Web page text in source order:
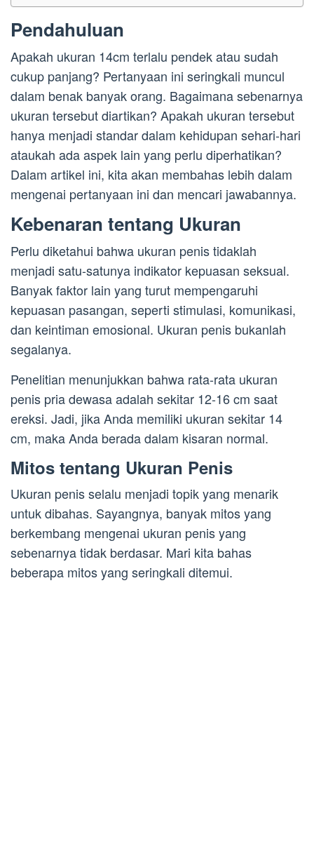
Pendahuluan
Apakah ukuran 14cm terlalu pendek atau sudah
cukup panjang? Pertanyaan ini seringkali muncul
dalam benak banyak orang. Bagaimana sebenarnya
ukuran tersebut diartikan? Apakah ukuran tersebut
hanya menjadi standar dalam kehidupan sehari-hari
ataukah ada aspek lain yang perlu diperhatikan?
Dalam artikel ini, kita akan membahas lebih dalam
mengenai pertanyaan ini dan mencari jawabannya.
Kebenaran tentang Ukuran
Perlu diketahui bahwa ukuran penis tidaklah
menjadi satu-satunya indikator kepuasan seksual.
Banyak faktor lain yang turut mempengaruhi
kepuasan pasangan, seperti stimulasi, komunikasi,
dan keintiman emosional. Ukuran penis bukanlah
segalanya.
Penelitian menunjukkan bahwa rata-rata ukuran
penis pria dewasa adalah sekitar 12-16 cm saat
ereksi. Jadi, jika Anda memiliki ukuran sekitar 14
cm, maka Anda berada dalam kisaran normal.
Mitos tentang Ukuran Penis
Ukuran penis selalu menjadi topik yang menarik
untuk dibahas. Sayangnya, banyak mitos yang
berkembang mengenai ukuran penis yang
sebenarnya tidak berdasar. Mari kita bahas
beberapa mitos yang seringkali ditemui.